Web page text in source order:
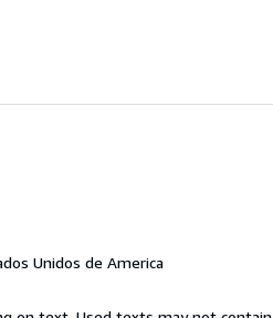
Unidos de America